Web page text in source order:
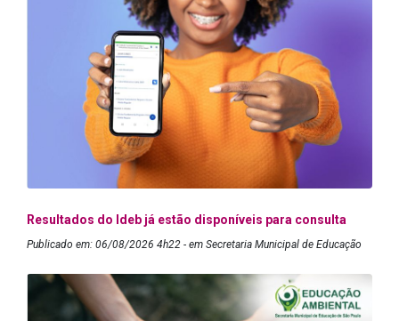
Resultados do Ideb já estão disponíveis para consulta
Publicado em: 06/08/2026 4h22 - em Secretaria Municipal de Educação